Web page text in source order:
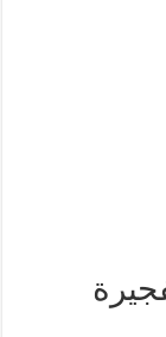
تكدس السيارات بمحطة